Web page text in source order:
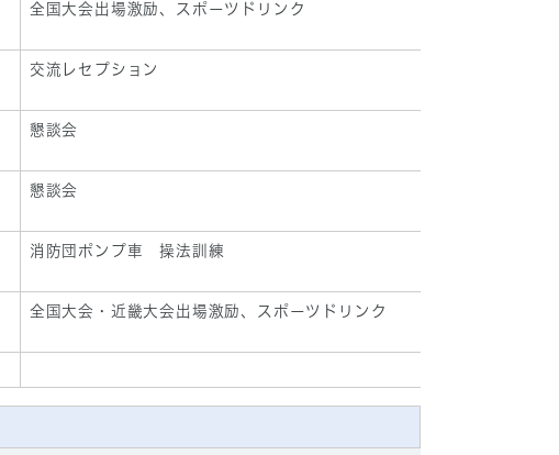
全国大会出場激励、スポーツドリンク
交流レセプション
懇談会
懇談会
消防団ポンプ車 操法訓練
全国大会・近畿大会出場激励、スポーツドリンク